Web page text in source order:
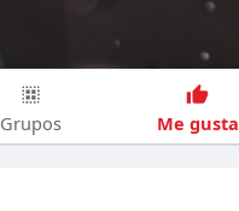
Grupos Me gusta